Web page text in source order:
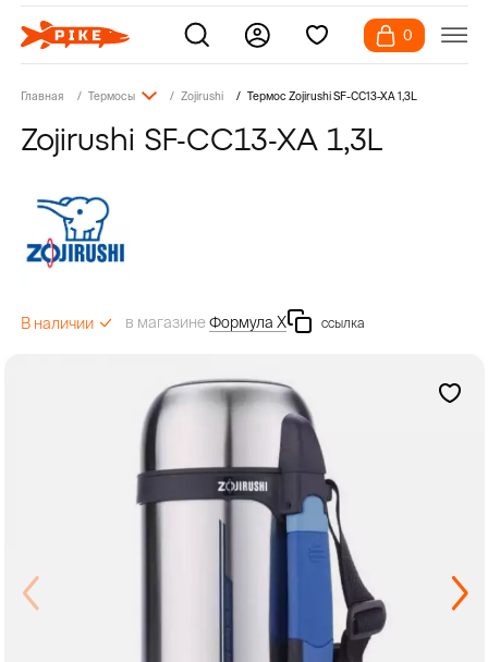
0
Главная Термосы Zojirushi Термос Zojirushi SF-CC13-XA 1,3L
Zojirushi SF-CC13-XA 1,3L
В наличии в магазинеФормула Х ссылка